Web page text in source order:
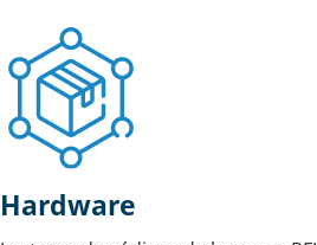
Hardware